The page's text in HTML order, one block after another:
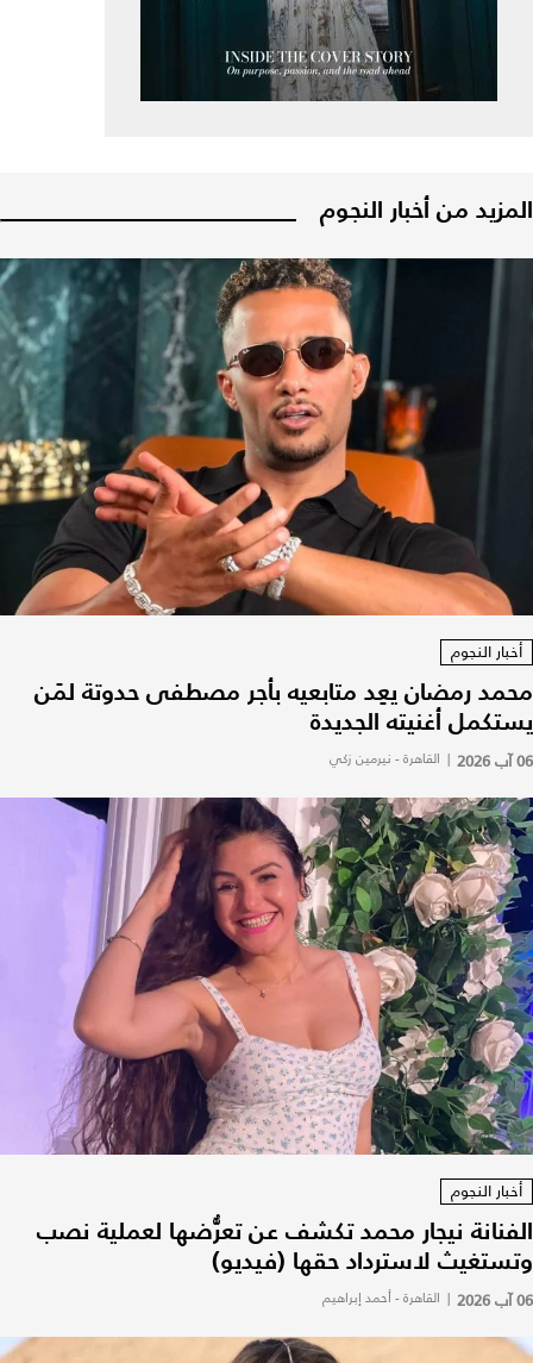
المزيد من أخبار النجوم
أخبار النجوم
محمد رمضان يعِد متابعيه بأجر مصطفى حدوتة لمَن
يستكمل أغنيته الجديدة
06 آب 2026 | القاهرة - نيرمين زكي
أخبار النجوم
الفنانة نيجار محمد تكشف عن تعرُّضها لعملية نصب
وتستغيث لاسترداد حقها (فيديو)
06 آب 2026 | القاهرة - أحمد إبراهيم